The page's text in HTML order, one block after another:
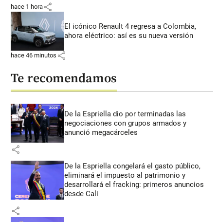
hace 1 hora share
El icónico Renault 4 regresa a Colombia,
ahora eléctrico: así es su nueva versión
hace 46 minutos share
Te recomendamos
De la Espriella dio por terminadas las
negociaciones con grupos armados y
anunció megacárceles
share
De la Espriella congelará el gasto público,
eliminará el impuesto al patrimonio y
desarrollará el fracking: primeros anuncios
desde Cali
share